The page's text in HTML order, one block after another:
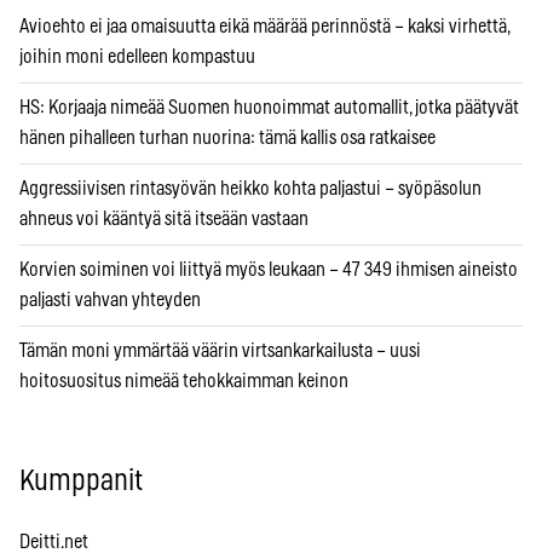
Avioehto ei jaa omaisuutta eikä määrää perinnöstä – kaksi virhettä,
joihin moni edelleen kompastuu
HS: Korjaaja nimeää Suomen huonoimmat automallit, jotka päätyvät
hänen pihalleen turhan nuorina: tämä kallis osa ratkaisee
Aggressiivisen rintasyövän heikko kohta paljastui – syöpäsolun
ahneus voi kääntyä sitä itseään vastaan
Korvien soiminen voi liittyä myös leukaan – 47 349 ihmisen aineisto
paljasti vahvan yhteyden
Tämän moni ymmärtää väärin virtsankarkailusta – uusi
hoitosuositus nimeää tehokkaimman keinon
Kumppanit
Deitti.net